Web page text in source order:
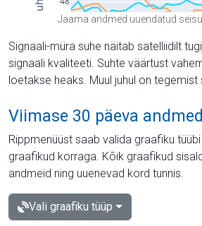
Jaama andmed uuendatud
Signaali-müra suhe näitab satelliidilt
signaali kvaliteeti. Suhte väärtust
loetakse heaks. Muul juhul on tegemist
Viimase 30 päeva andmed
Rippmenüüst saab valida graafiku
graafikud korraga. Kõik graafikud
andmeid ning uuenevad kord tunnis.
Vali graafiku tüüp